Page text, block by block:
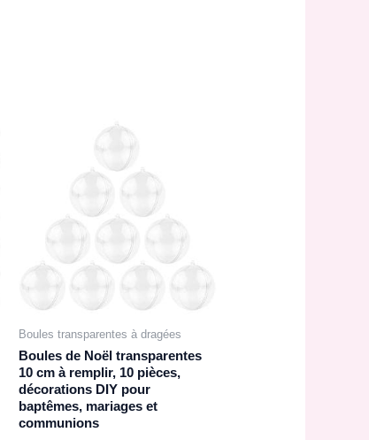
Boules transparentes à dragées
Boules de Noël transparentes
10 cm à remplir, 10 pièces,
décorations DIY pour
baptêmes, mariages et
communions